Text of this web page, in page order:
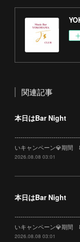
関連記事
本日はBar Night
いキャンペーン💎期間
2026.08.08 03:01
本日はBar Night
いキャンペーン💎期間
2026.08.08 03:01